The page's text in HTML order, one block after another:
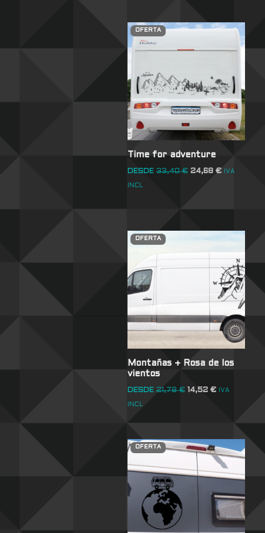
OFERTA
Time for adventure
DESDE 33,40€ 24,68 € IVA
INCL
OFERTA
Montañas + Rosa de los
vientos
DESDE 21,78€ 14,52 € IVA
INCL
OFERTA